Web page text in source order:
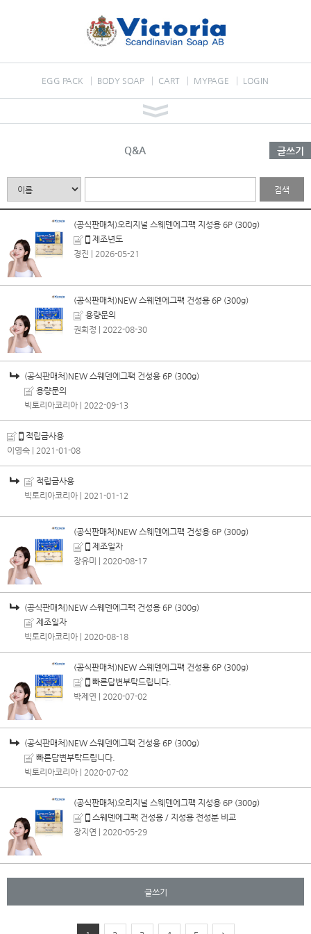
EGG PACK BODY SOAP CART MYPAGE LOGIN
Q&A 글쓰기
검색
(공식판매처)오리지널 스웨덴에그팩 지성용 6P (300g)
제조년도
경진
| 2026-05-21
(공식판매처)NEW 스웨덴에그팩 건성용 6P (300g)
용량문의
권희정
| 2022-08-30
(공식판매처)NEW 스웨덴에그팩 건성용 6P (300g)
용량문의
빅토리아코리아
| 2022-09-13
적립금사용
이영숙
| 2021-01-08
적립금사용
빅토리아코리아
| 2021-01-12
(공식판매처)NEW 스웨덴에그팩 건성용 6P (300g)
제조일자
장유미
| 2020-08-17
(공식판매처)NEW 스웨덴에그팩 건성용 6P (300g)
제조일자
빅토리아코리아
| 2020-08-18
(공식판매처)NEW 스웨덴에그팩 건성용 6P (300g)
빠른답변부탁드립니다.
박제연
| 2020-07-02
(공식판매처)NEW 스웨덴에그팩 건성용 6P (300g)
빠른답변부탁드립니다.
빅토리아코리아
| 2020-07-02
(공식판매처)오리지널 스웨덴에그팩 지성용 6P (300g)
스웨덴에그팩 건성용 / 지성용 전성분 비교
장지연
| 2020-05-29
글쓰기